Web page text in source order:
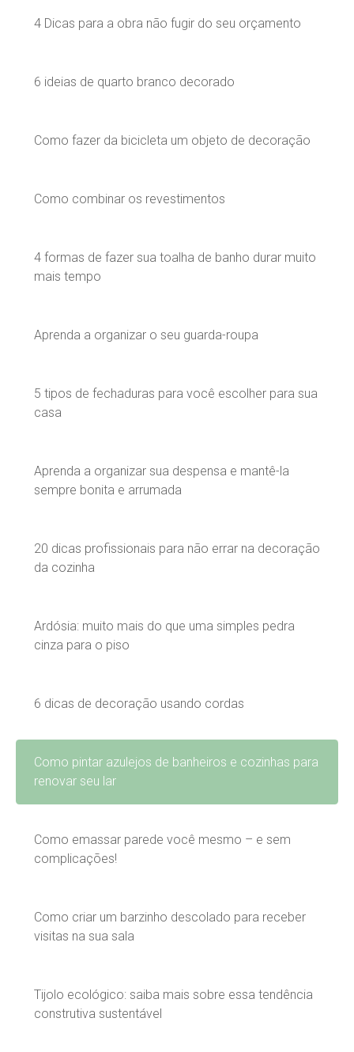
4 Dicas para a obra não fugir do seu orçamento
6 ideias de quarto branco decorado
Como fazer da bicicleta um objeto de decoração
Como combinar os revestimentos
4 formas de fazer sua toalha de banho durar muito
mais tempo
Aprenda a organizar o seu guarda-roupa
5 tipos de fechaduras para você escolher para sua
casa
Aprenda a organizar sua despensa e mantê-la
sempre bonita e arrumada
20 dicas profissionais para não errar na decoração
da cozinha
Ardósia: muito mais do que uma simples pedra
cinza para o piso
6 dicas de decoração usando cordas
Como pintar azulejos de banheiros e cozinhas para
renovar seu lar
Como emassar parede você mesmo – e sem
complicações!
Como criar um barzinho descolado para receber
visitas na sua sala
Tijolo ecológico: saiba mais sobre essa tendência
construtiva sustentável